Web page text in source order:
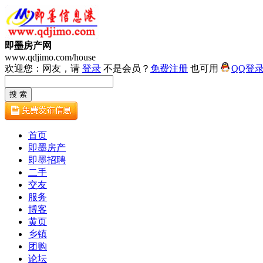
即墨房产网
www.qdjimo.com/house
欢迎您：网友，请 登录 不是会员？ 免费注册 也可用 QQ登
首页
即墨房产
即墨招聘
二手
交友
服务
博客
黄页
乡镇
团购
论坛